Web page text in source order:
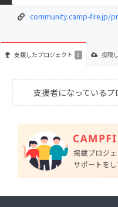
community.camp-fire.jp/
支援したプロジェクト 0 投稿
支援者になっているプ